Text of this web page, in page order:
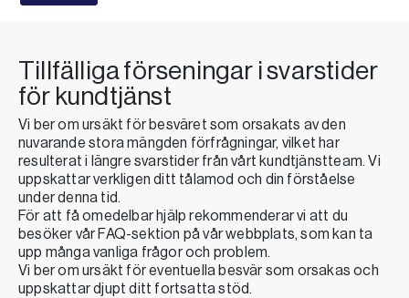
Tillfälliga förseningar i svarstider
för kundtjänst
Vi ber om ursäkt för besväret som orsakats av den
nuvarande stora mängden förfrågningar, vilket har
resulterat i längre svarstider från vårt kundtjänstteam. Vi
uppskattar verkligen ditt tålamod och din förståelse
under denna tid.
För att få omedelbar hjälp rekommenderar vi att du
besöker vår FAQ-sektion på vår webbplats, som kan ta
upp många vanliga frågor och problem.
Vi ber om ursäkt för eventuella besvär som orsakas och
uppskattar djupt ditt fortsatta stöd.